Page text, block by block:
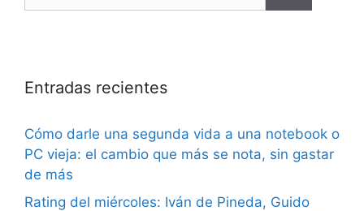
Entradas recientes
Cómo darle una segunda vida a una notebook o
PC vieja: el cambio que más se nota, sin gastar
de más
Rating del miércoles: Iván de Pineda, Guido